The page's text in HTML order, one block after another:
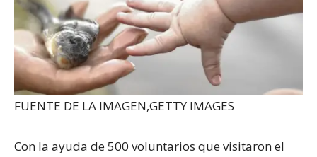
FUENTE DE LA IMAGEN,GETTY IMAGES
Con la ayuda de 500 voluntarios que visitaron el